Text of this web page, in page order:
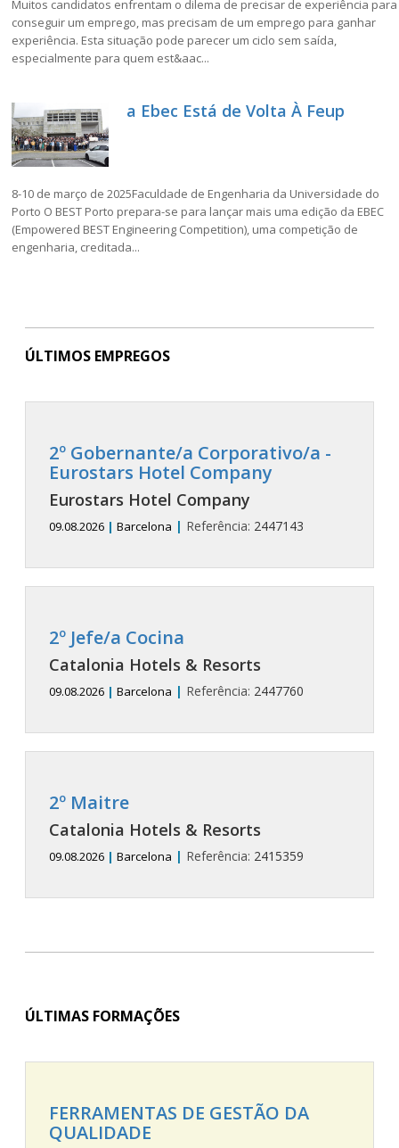
Muitos candidatos enfrentam o dilema de precisar de experiência para
conseguir um emprego, mas precisam de um emprego para ganhar
experiência. Esta situação pode parecer um ciclo sem saída,
especialmente para quem est&aac...
a Ebec Está de Volta À Feup
8-10 de março de 2025Faculdade de Engenharia da Universidade do
Porto O BEST Porto prepara-se para lançar mais uma edição da EBEC
(Empowered BEST Engineering Competition), uma competição de
engenharia, creditada...
ÚLTIMOS EMPREGOS
2º Gobernante/a Corporativo/a -
Eurostars Hotel Company
Eurostars Hotel Company
09.08.2026 | Barcelona | Referência: 2447143
2º Jefe/a Cocina
Catalonia Hotels & Resorts
09.08.2026 | Barcelona | Referência: 2447760
2º Maitre
Catalonia Hotels & Resorts
09.08.2026 | Barcelona | Referência: 2415359
ÚLTIMAS FORMAÇÕES
FERRAMENTAS DE GESTÃO DA
QUALIDADE